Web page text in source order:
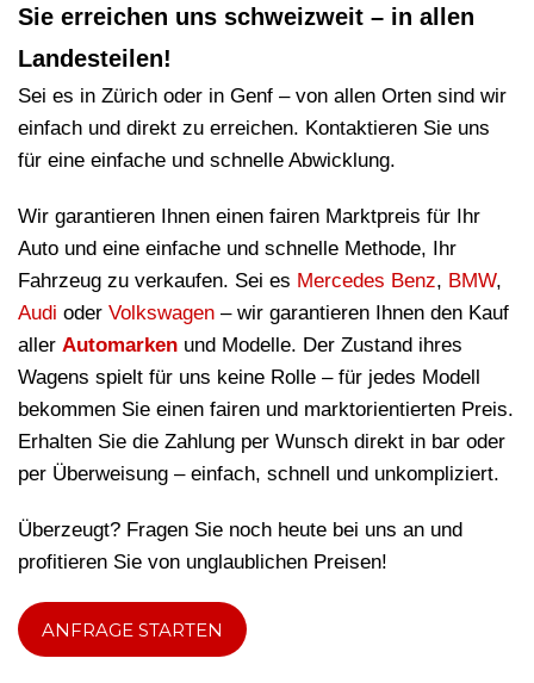
Sie erreichen uns schweizweit – in allen
Landesteilen!
Sei es in Zürich oder in Genf – von allen Orten sind wir
einfach und direkt zu erreichen. Kontaktieren Sie uns
für eine einfache und schnelle Abwicklung.
Wir garantieren Ihnen einen fairen Marktpreis für Ihr
Auto und eine einfache und schnelle Methode, Ihr
Fahrzeug zu verkaufen. Sei es Mercedes Benz, BMW,
Audi oder Volkswagen – wir garantieren Ihnen den Kauf
aller Automarken und Modelle. Der Zustand ihres
Wagens spielt für uns keine Rolle – für jedes Modell
bekommen Sie einen fairen und marktorientierten Preis.
Erhalten Sie die Zahlung per Wunsch direkt in bar oder
per Überweisung – einfach, schnell und unkompliziert.
Überzeugt? Fragen Sie noch heute bei uns an und
profitieren Sie von unglaublichen Preisen!
ANFRAGE STARTEN